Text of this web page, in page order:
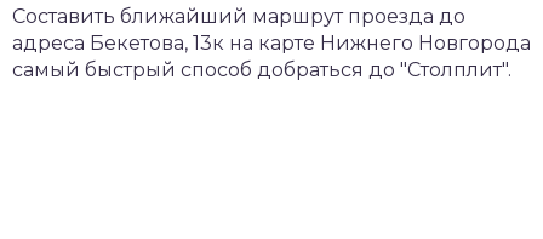
Составить ближайший маршрут проезда до
адреса Бекетова, 13к на карте Нижнего Новгорода
самый быстрый способ добраться до "Столплит".